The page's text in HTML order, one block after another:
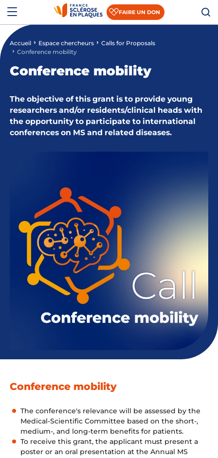
Aller au contenu
Aller à la recherche
FAIRE UN DON
Qui sommes-nous ?
Comprendre la SEP
S’informer sur la recherche
Nous rejoindre
Espace presse
Espace chercheurs
Mon compte
Accueil Espace chercheurs
Calls for Proposals
Conference mobility
Conference mobility
The objective of this grant is to provide young
researchers and/or residents/clinical heads with
the opportunity to participate to international
conferences on MS and related diseases.
Conference mobility
The conference's relevance will be assessed by the
Medical-Scientific Committee based on the short-,
medium-, and long-term benefits for patients.
To receive this grant, the applicant must present a
poster or an oral presentation at the Annual MS